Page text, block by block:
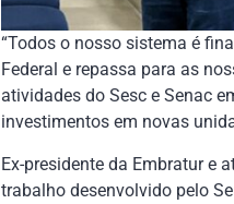
“Todos o nosso sistema é
Federal e repassa para as
atividades do Sesc e Senac
investimentos em novas
Ex-presidente da Embratur e
trabalho desenvolvido pelo